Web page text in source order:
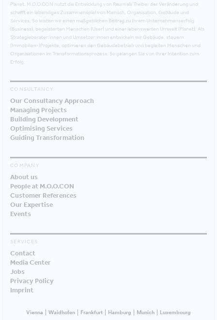
Planet. M.O.O.CON nutzt die Entwicklung von Raum als Treiber der Veränderung und
schafft ein lebendiges Zusammenspiel von Mensch, Organisation, Gebäude und
Services. So leisten wir einen maßgeblichen Beitrag zu Ihrem Unternehmenserfolg
(Business), begeisterten Menschen (User) und einer lebenswerten Umwelt (Planet). Als
Strategieberater:innen und Umsetzer:innen entwickeln wir Gebäude, steuern
(Immobilien-)Projekte, optimieren den Gebäudebetrieb und begleiten Menschen und
Organisationen im Transformationsprozess. So gelangen Sie von Ihrer Intention zum
Erfolg.
CONSULTANCY
Our Consultancy Approach
Managing Projects
Building Development
Optimising Services
Guiding Transformation
COMPANY
About us
People at M.O.O.CON
Customer References
Our Expertise
Events
SERVICES
Contact
Media Center
Jobs
Privacy Policy
Imprint
Vienna Waidhofen Frankfurt Hamburg Munich Luxembourg